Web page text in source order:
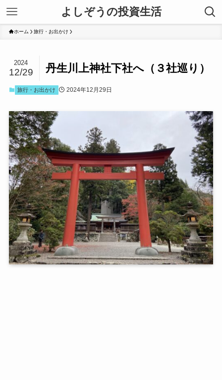
よしぞうの投資生活
ホーム 旅行・お出かけ
丹生川上神社下社へ（３社巡り）
2024
12/29
旅行・お出かけ 2024年12月29日